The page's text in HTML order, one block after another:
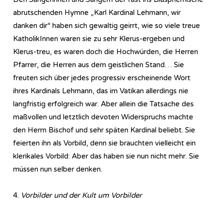
abrutschenden Hymne „Karl Kardinal Lehmann, wir
danken dir“ haben sich gewaltig geirrt, wie so viele treue
KatholikInnen waren sie zu sehr Klerus-ergeben und
Klerus-treu, es waren doch die Hochwürden, die Herren
Pfarrer, die Herren aus dem geistlichen Stand… Sie
freuten sich über jedes progressiv erscheinende Wort
ihres Kardinals Lehmann, das im Vatikan allerdings nie
langfristig erfolgreich war. Aber allein die Tatsache des
maßvollen und letztlich devoten Widerspruchs machte
den Herrn Bischof und sehr späten Kardinal beliebt. Sie
feierten ihn als Vorbild, denn sie brauchten vielleicht ein
klerikales Vorbild: Aber das haben sie nun nicht mehr. Sie
müssen nun selber denken.
4. Vorbilder und der Kult um Vorbilder